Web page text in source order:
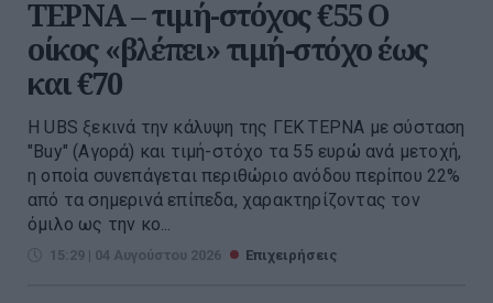
ΤΕΡΝΑ – τιμή-στόχος €55 Ο
οίκος «βλέπει» τιμή-στόχο έως
και €70
Η UBS ξεκινά την κάλυψη της ΓΕΚ ΤΕΡΝΑ με σύσταση
"Buy" (Αγορά) και τιμή-στόχο τα 55 ευρώ ανά μετοχή,
η οποία συνεπάγεται περιθώριο ανόδου περίπου 22%
από τα σημερινά επίπεδα, χαρακτηρίζοντας τον
όμιλο ως την κο...
15:29 | 04 Αυγούστου 2026 Επιχειρήσεις